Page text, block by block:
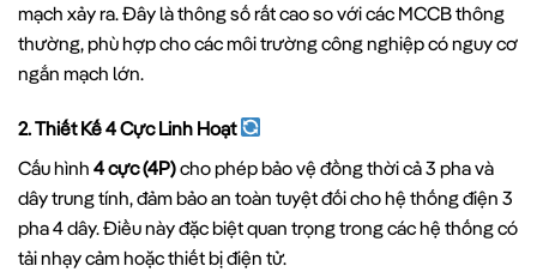
mạch xảy ra. Đây là thông số rất cao so với các MCCB thông
thường, phù hợp cho các môi trường công nghiệp có nguy cơ
ngắn mạch lớn.
2. Thiết Kế 4 Cực Linh Hoạt
Cấu hình 4 cực (4P)cho phép bảo vệ đồng thời cả 3 pha và
dây trung tính, đảm bảo an toàn tuyệt đối cho hệ thống điện 3
pha 4 dây. Điều này đặc biệt quan trọng trong các hệ thống có
tải nhạy cảm hoặc thiết bị điện tử.